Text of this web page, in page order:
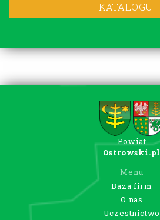
KATALOGU
Powiat
Ostrowski.pl
Menu
Baza firm
O nas
Uczestnictwo